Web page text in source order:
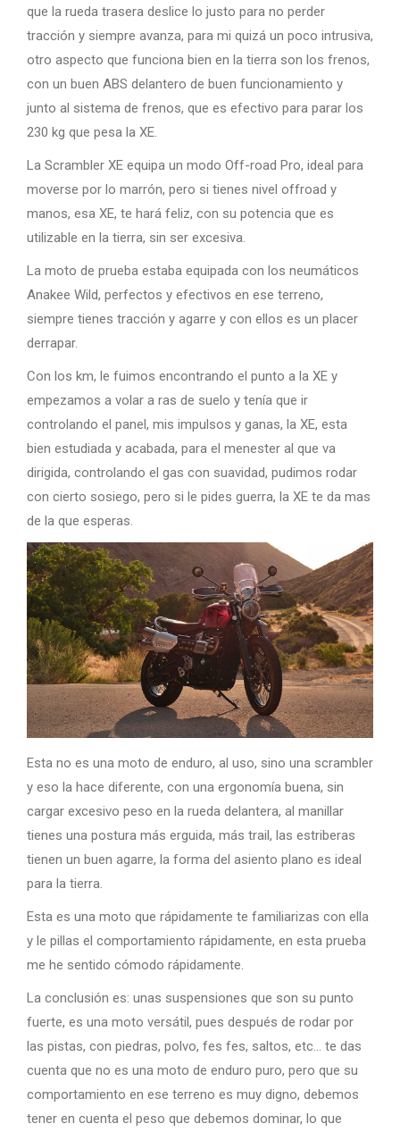
que la rueda trasera deslice lo justo para no perder
tracción y siempre avanza, para mi quizá un poco intrusiva,
otro aspecto que funciona bien en la tierra son los frenos,
con un buen ABS delantero de buen funcionamiento y
junto al sistema de frenos, que es efectivo para parar los
230 kg que pesa la XE.
La Scrambler XE equipa un modo Off-road Pro, ideal para
moverse por lo marrón, pero si tienes nivel offroad y
manos, esa XE, te hará feliz, con su potencia que es
utilizable en la tierra, sin ser excesiva.
La moto de prueba estaba equipada con los neumáticos
Anakee Wild, perfectos y efectivos en ese terreno,
siempre tienes tracción y agarre y con ellos es un placer
derrapar.
Con los km, le fuimos encontrando el punto a la XE y
empezamos a volar a ras de suelo y tenía que ir
controlando el panel, mis impulsos y ganas, la XE, esta
bien estudiada y acabada, para el menester al que va
dirigida, controlando el gas con suavidad, pudimos rodar
con cierto sosiego, pero si le pides guerra, la XE te da mas
de la que esperas.
Esta no es una moto de enduro, al uso, sino una scrambler
y eso la hace diferente, con una ergonomía buena, sin
cargar excesivo peso en la rueda delantera, al manillar
tienes una postura más erguida, más trail, las estriberas
tienen un buen agarre, la forma del asiento plano es ideal
para la tierra.
Esta es una moto que rápidamente te familiarizas con ella
y le pillas el comportamiento rápidamente, en esta prueba
me he sentido cómodo rápidamente.
La conclusión es: unas suspensiones que son su punto
fuerte, es una moto versátil, pues después de rodar por
las pistas, con piedras, polvo, fes fes, saltos, etc… te das
cuenta que no es una moto de enduro puro, pero que su
comportamiento en ese terreno es muy digno, debemos
tener en cuenta el peso que debemos dominar, lo que